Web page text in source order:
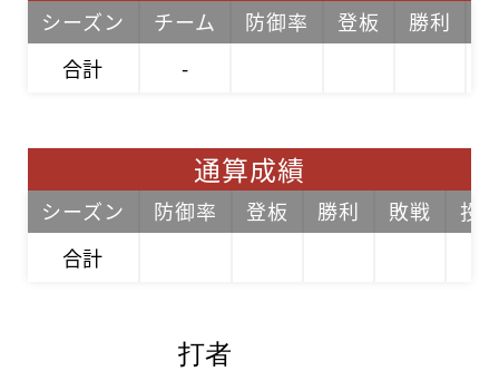
シーズン チーム 防御率 登板 勝利
合計
-
通算成績
シーズン 防御率 登板 勝利 敗戦
投
合計
打者